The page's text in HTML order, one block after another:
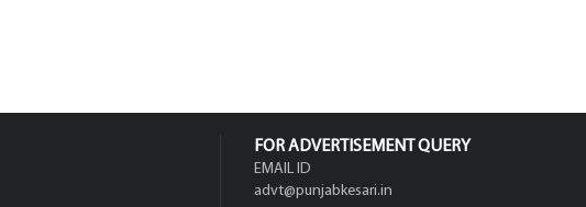
FOR ADVERTISEMENT QUERY
EMAIL ID
advt@punjabkesari.in